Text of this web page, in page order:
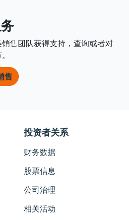
售团队获得支持，查询或者对
售
投资者关系
财务数据
股票信息
公司治理
相关活动